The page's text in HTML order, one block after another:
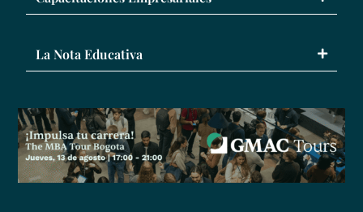
La Nota Educativa